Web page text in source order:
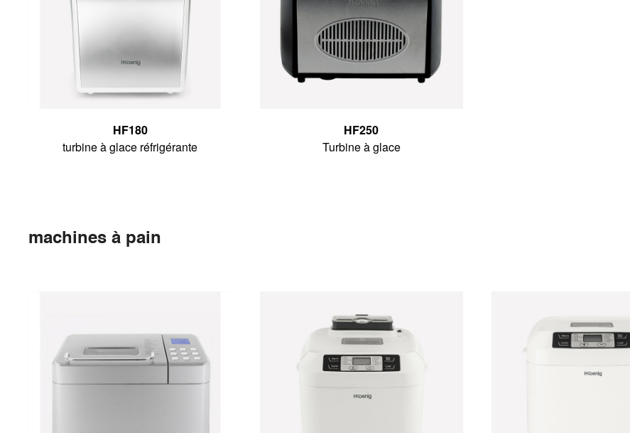
HF180
turbine à glace réfrigérante
HF250
Turbine à glace
machines à pain